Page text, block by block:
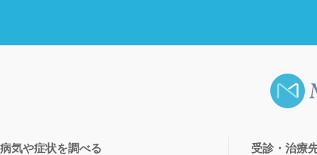
病気や症状を調べる 受診・治療